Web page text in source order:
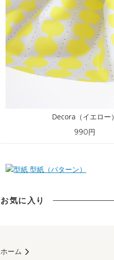
Decora（イエロー）
990円
型紙（パターン）
お気に入り
ホーム